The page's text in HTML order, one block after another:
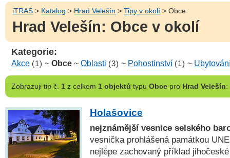
iTRAS > Katalog > Hrad Velešín >Tipy v okolí > Obce
Hrad Velešín: Obce v okolí
Kategorie:
Akce (1) ~ Obce ~ Oblasti (3) ~ Pohostinství (1) ~
Zobrazujitip č. 1z celkem 1 objektů typu Obcepro Hrad Velešín:
Holašovice
nejznámější vesnice selského
vesnička prohlášená památkou
nejlépe zachovaný příklad